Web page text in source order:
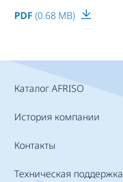
PDF (0.68 MB)
Каталог AFRISO
История компании
Контакты
Техническая поддержка